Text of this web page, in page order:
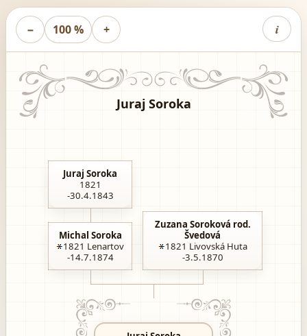
− 100 % + i
Juraj Soroka
Juraj Soroka
1821
-30.4.1843
Michal Soroka
1821 Lenartov
-14.7.1874
Zuzana Soroková rod.
Švedová
1821 Livovská Huta
-3.5.1870